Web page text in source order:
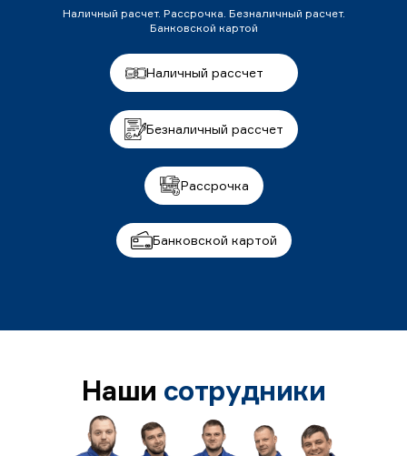
Наличный расчет. Рассрочка. Безналичный расчет.
Банковской картой
Наличный рассчет
Безналичный рассчет
Рассрочка
Банковской картой
Наши сотрудники